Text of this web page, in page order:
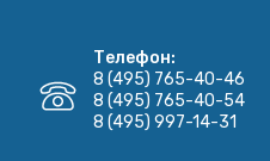
Телефон:
8 (495) 765-40-46
8 (495) 765-40-54
8 (495) 997-14-31